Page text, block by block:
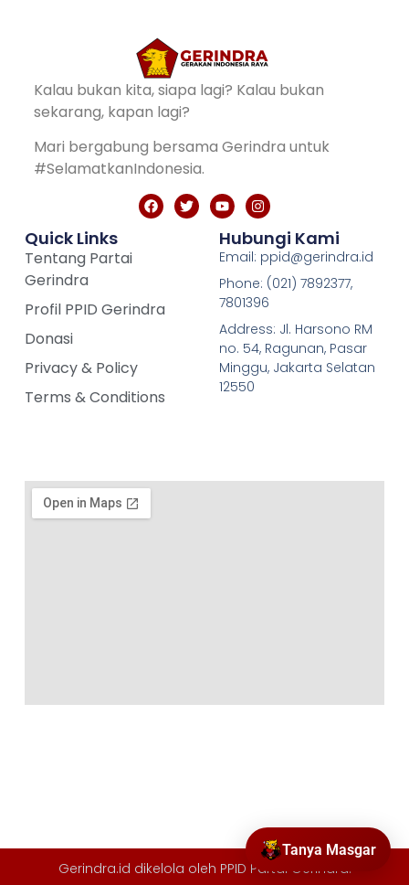
Tanya Masgar
Kalau bukan kita, siapa lagi? Kalau bukan
sekarang, kapan lagi?
Mari bergabung bersama Gerindra untuk
#SelamatkanIndonesia.
Quick Links
Tentang Partai
Gerindra
Profil PPID Gerindra
Donasi
Privacy & Policy
Terms & Conditions
Hubungi Kami
Email: ppid@gerindra.id
Phone: (021) 7892377,
7801396
Address: Jl. Harsono RM
no. 54, Ragunan, Pasar
Minggu, Jakarta Selatan
12550
Gerindra.id dikelola oleh PPID Partai Gerindra.